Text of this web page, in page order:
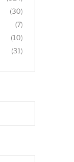
(30)
(7)
(10)
(31)